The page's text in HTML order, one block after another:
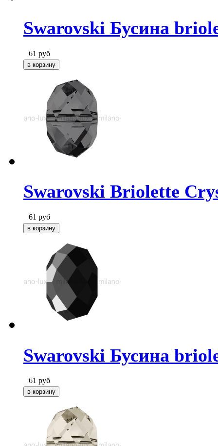
Swarovski Бусина
61 руб
Swarovski Briolette
61 руб
Swarovski Бусина
61 руб